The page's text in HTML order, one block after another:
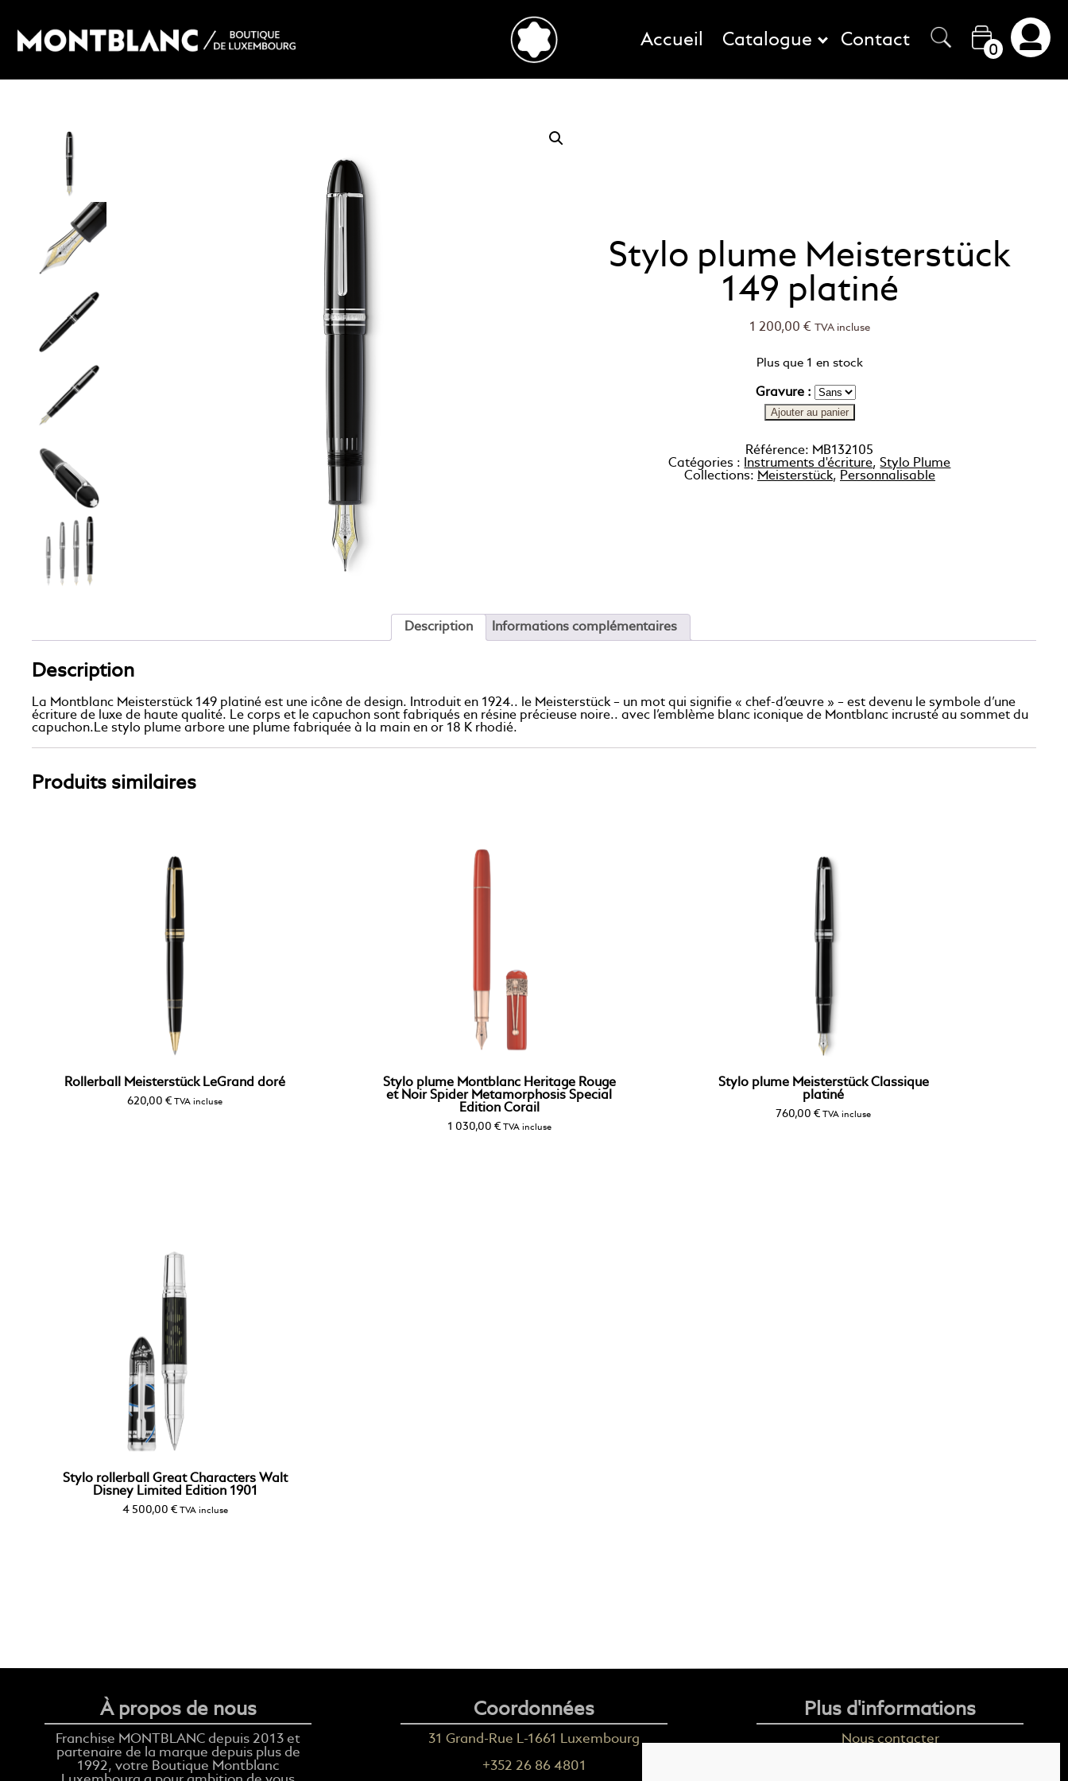
Accueil Catalogue Contact
0
Stylo plume Meisterstück
149 platiné
1 200,00 € TVA incluse
Plus que 1 en stock
Gravure :
Ajouter au panier
Référence: MB132105
Catégories :
Instruments d'écriture,Stylo Plume
Collections: Meisterstück, Personnalisable
Description Informations complémentaires
Description
La Montblanc Meisterstück 149 platiné est une icône de design. Introduit en 1924.. le Meisterstück – un mot qui signifie « chef-d’œuvre » – est devenu le symbole d’une
écriture de luxe de haute qualité. Le corps et le capuchon sont fabriqués en résine précieuse noire.. avec l’emblème blanc iconique de Montblanc incrusté au sommet du
capuchon.Le stylo plume arbore une plume fabriquée à la main en or 18 K rhodié.
Produits similaires
Rollerball Meisterstück LeGrand doré
620,00 € TVA incluse
Stylo plume Montblanc Heritage Rouge
et Noir Spider Metamorphosis Special
Edition Corail
1 030,00 € TVA incluse
Stylo plume Meisterstück Classique
platiné
760,00€ TVA incluse
Stylo rollerball Great Characters Walt
Disney Limited Edition 1901
4 500,00 € TVA incluse
À propos de nous
Franchise MONTBLANC depuis 2013 et
partenaire de la marque depuis plus de
1992, votre Boutique Montblanc
Coordonnées
31 Grand-Rue L-1661 Luxembourg
+352 26 86 4801
Plus d'informations
Nous contacter